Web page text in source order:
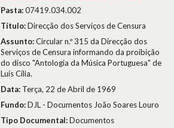
Pasta:07419.034.002
Título:Direcção dos Serviços de Censura
Assunto:Circular n.º 315 da Direcção dos
Serviços de Censura informando da proibição
do disco "Antologia da Música Portuguesa" de
Luís Cília.
Data: Terça, 22 de Abril de 1969
Fundo:DJL - Documentos João Soares Louro
Tipo Documental:Documentos